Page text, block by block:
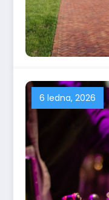
6 ledna, 2026